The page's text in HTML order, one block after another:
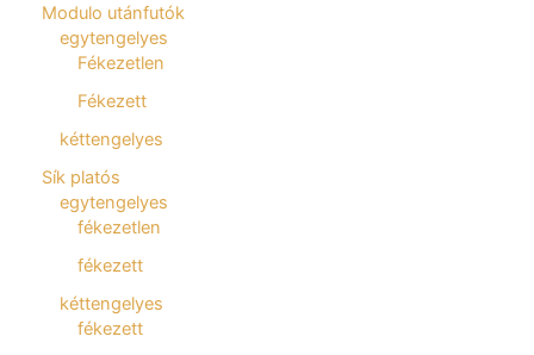
Modulo utánfutók
egytengelyes
Fékezetlen
Fékezett
kéttengelyes
Sík platós
egytengelyes
fékezetlen
fékezett
kéttengelyes
fékezett